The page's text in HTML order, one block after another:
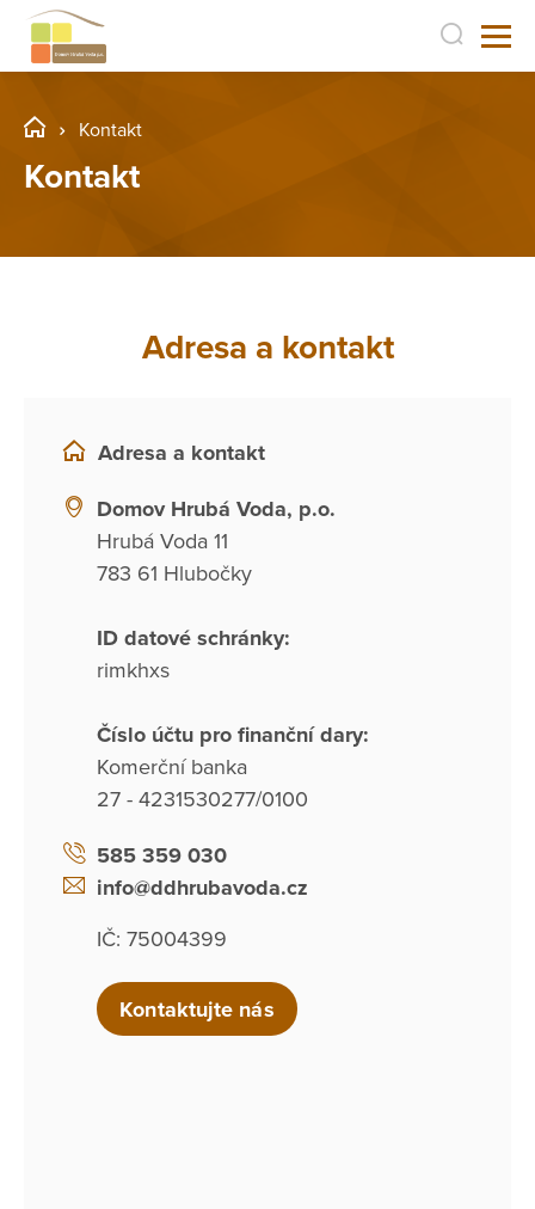
Kontakt
Kontakt
Adresa a kontakt
Adresa a kontakt
Domov Hrubá Voda, p.o.
Hrubá Voda 11
783 61 Hlubočky
ID datové schránky:
rimkhxs
Číslo účtu pro finanční dary:
Komerční banka
27 - 4231530277/0100
585 359 030
info@ddhrubavoda.cz
IČ: 75004399
Kontaktujte nás